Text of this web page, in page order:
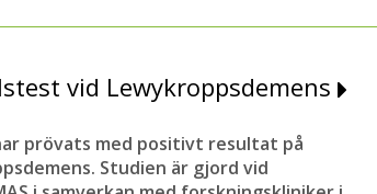
vid Lewykroppsdemens
prövats med positivt resultat på
Studien är gjord vid